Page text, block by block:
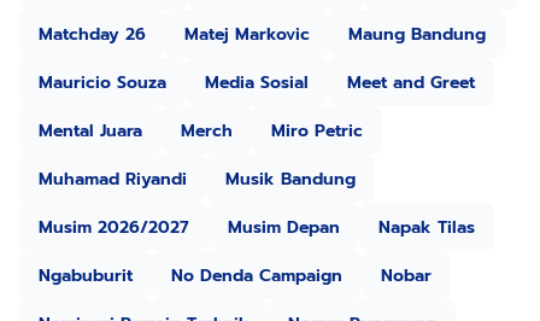
Matchday 26
Matej Markovic
Maung Bandung
Mauricio Souza
Media Sosial
Meet and Greet
Mental Juara
Merch
Miro Petric
Muhamad Riyandi
Musik Bandung
Musim 2026/2027
Musim Depan
Napak Tilas
Ngabuburit
No Denda Campaign
Nobar